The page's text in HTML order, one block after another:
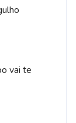
vai te